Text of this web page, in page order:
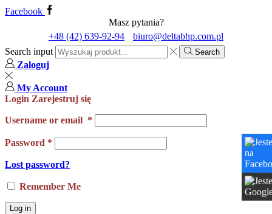
Facebook
Masz pytania?
+48 (42) 639-92-94
biuro@deltabhp.com.pl
Search input
Search
Zaloguj
My Account
Login Zarejestruj się
Username or email *
Password *
Lost password?
Remember Me
Log in